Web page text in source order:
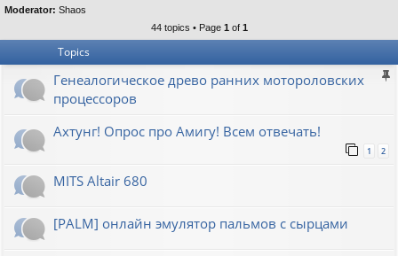
s
Moderator: Shaos
44 topics • Page 1 of 1
Topics
Генеалогическое древо ранних мотороловских
процессоров
Ахтунг! Опрос про Амигу! Всем отвечать!
1 2
MITS Altair 680
[PALM] онлайн эмулятор пальмов с сырцами